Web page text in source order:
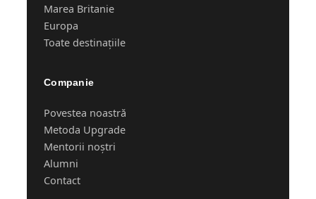
Marea Britanie
Europa
Toate destinațiile
Companie
Povestea noastră
Metoda Upgrade
Mentorii noștri
Alumni
Contact